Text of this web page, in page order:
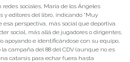
sociales, María de los Ángeles
y editores del libro, indicando “Muy
perspectiva, más social que deportiva.
social, más allá de jugadores o dirigentes,
apoyando e identificándose con su equipo,
campaña del 88 del CDV (aunque no es
catarsis para echar fuera hasta